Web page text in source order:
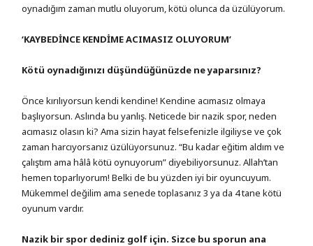
oynadığım zaman mutlu oluyorum, kötü olunca da üzülüyorum.
‘KAYBEDİNCE KENDİME ACIMASIZ OLUYORUM’
Kötü oynadığınızı düşündüğünüzde ne yaparsınız?
Önce kırılıyorsun kendi kendine! Kendine acımasız olmaya
başlıyorsun. Aslında bu yanlış. Neticede bir nazik spor, neden
acımasız olasın ki? Ama sizin hayat felsefenizle ilgiliyse ve çok
zaman harcıyorsanız üzülüyorsunuz. “Bu kadar eğitim aldım ve
çalıştım ama hâlâ kötü oynuyorum” diyebiliyorsunuz. Allah’tan
hemen toparlıyorum! Belki de bu yüzden iyi bir oyuncuyum.
Mükemmel değilim ama senede toplasanız 3 ya da 4 tane kötü
oyunum vardır.
Nazik bir spor dediniz golf için. Sizce bu sporun ana